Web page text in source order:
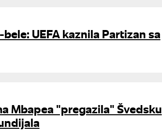
UEFA kaznila Partizan sa
Mbapea "pregazila" Švedsku